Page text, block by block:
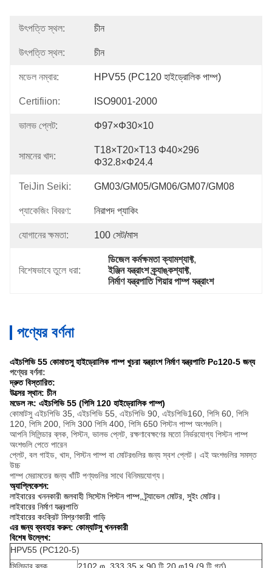
উৎপত্তি স্থল: চীন
উৎপত্তি স্থল: চীন
মডেল নম্বার: HPV55 (PC120 হাইড্রোলিক পাম্প)
Certifiion: ISO9001-2000
ভালভ প্লেট: Φ97×φ30×10
সামনের খাদ:
T18×T20×T13 Φ40×296
Φ32.8×φ24.4
TeiJin Seiki: GM03/GM05/GM06/GM07/GM08
প্যাকেজিং বিবরণ: নিরাপদ প্যাকিং
যোগানের ক্ষমতা: 100 সেট/মাস
বিশেষভাবে তুলে ধরা:
ডিজেল কর্মক্ষমতা ক্যামশ্যাফ্ট,
ইঞ্জিন যন্ত্রাংশ ক্র্যাঙ্কশ্যাফ্ট,
নির্মাণ যন্ত্রপাতি গিয়ার পাম্প যন্ত্রাংশ
পণ্যের বর্ণনা
এইচপিভি 55 কোমাতসুহাইড্রোলিক পাম্পখুচরা যন্ত্রাংশনির্মাণ যন্ত্রপাতি Pc120-5 জন্য
পণ্যের বর্ণনা:
দ্রুত বিস্তারিত:
উত্সের স্থান: চীন
মডেল নং: এইচপিভি 55 (পিসি 120 হাইড্রোলিক পাম্প)
কোমাটসু এইচপিভি 35, এইচপিভি 55, এইচপিভি 90, এইচপিভি160, পিসি 60, পিসি
120, পিসি 200, পিসি 300 পিসি 400, পিসি 650 পিস্টন পাম্প অংশগুলি।
আপনি সিলিন্ডার ব্লক, পিস্টন, ভালভ প্লেট, রক্ষণাবেক্ষণের মতো নির্ভরযোগ্য পিস্টন পাম্প
অংশগুলি পেতে পারেন
প্লেট, বল গাইড, খাদ, পিস্টন পাম্প বা মোটরগুলির জন্য স্বশ প্লেট। এই অংশগুলির সমস্ত
উচ্চ
পাম্প মেরামতের জন্য খাঁটি পণ্যগুলির সাথে বিনিময়যোগ্য।
অ্যাপ্লিকেশন:
লাইবারের খননকারী জলবাহী সিস্টেম পিস্টন পাম্প, ট্র্যাভেল মোটর, সুইং মোটর।
লাইবারের নির্মাণ যন্ত্রপাতি
লাইবারের কংক্রিট মিশ্রণকারী গাড়ি
এর জন্য ব্যবহার করুন: কোম্যাটসু খননকারী
বিশেষ উল্লেখ:
HPV55 (PC120-5)